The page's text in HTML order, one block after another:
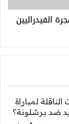
الفيدراليين